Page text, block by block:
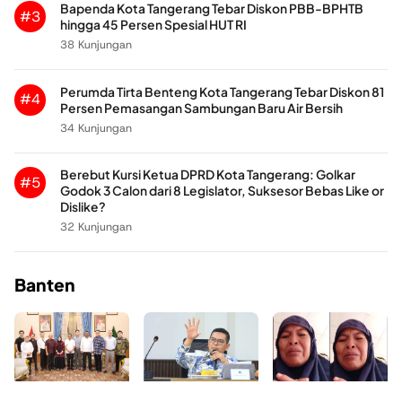
#3
Bapenda Kota Tangerang Tebar Diskon PBB-BPHTB
hingga 45 Persen Spesial HUT RI
38 Kunjungan
#4
Perumda Tirta Benteng Kota Tangerang Tebar Diskon 81
Persen Pemasangan Sambungan Baru Air Bersih
34 Kunjungan
#5
Berebut Kursi Ketua DPRD Kota Tangerang: Golkar
Godok 3 Calon dari 8 Legislator, Suksesor Bebas Like or
Dislike?
32 Kunjungan
Banten